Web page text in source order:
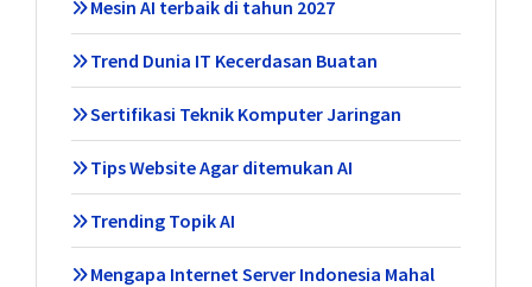
Mesin AI terbaik di tahun 2027
Trend Dunia IT Kecerdasan Buatan
Sertifikasi Teknik Komputer Jaringan
Tips Website Agar ditemukan AI
Trending Topik AI
Mengapa Internet Server Indonesia Mahal